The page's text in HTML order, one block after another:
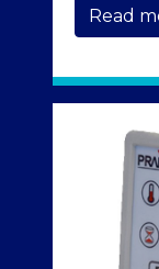
Read